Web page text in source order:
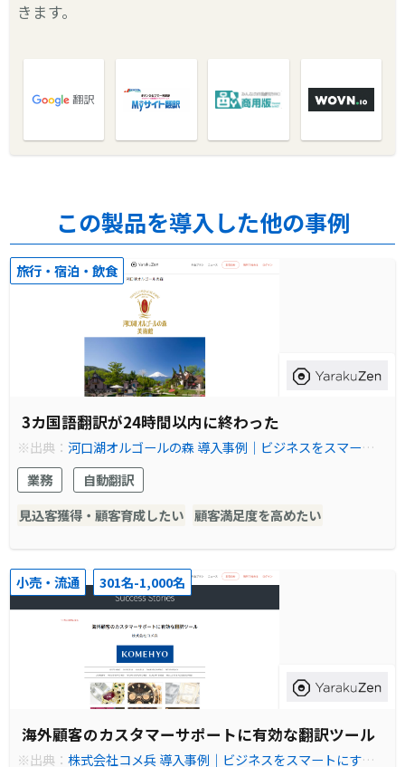
きます。
この製品を導入した他の事例
旅行・宿泊・飲食
3カ国語翻訳が24時間以内に終わった
※出典：河口湖オルゴールの森 導入事例｜ビジネスをスマートに
するオンライン自動翻訳ソフト ヤラクゼン
業務
自動翻訳
見込客獲得・顧客育成したい 顧客満足度を高めたい
小売・流通 301名-1,000名
海外顧客のカスタマーサポートに有効な翻訳ツール
※出典：株式会社コメ兵 導入事例｜ビジネスをスマートにするオ